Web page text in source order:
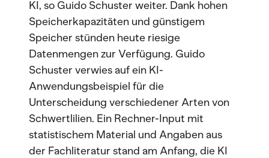
KI, so Guido Schuster weiter. Dank hohen
Speicherkapazitäten und günstigem
Speicher stünden heute riesige
Datenmengen zur Verfügung. Guido
Schuster verwies auf ein KI-
Anwendungsbeispiel für die
Unterscheidung verschiedener Arten von
Schwertlilien. Ein Rechner-Input mit
statistischem Material und Angaben aus
der Fachliteratur stand am Anfang, die KI